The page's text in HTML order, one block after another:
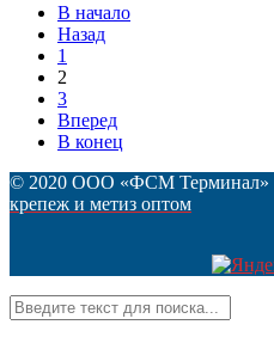
В начало
Назад
1
2
3
Вперед
В конец
© 2020 ООО «ФСМ Терминал»
крепеж и метиз оптом